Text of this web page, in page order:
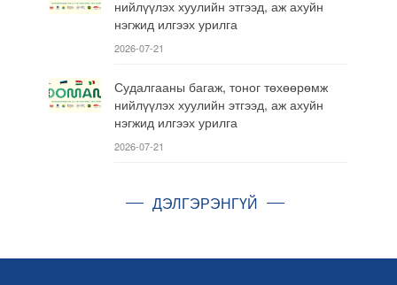
нийлүүлэх хуулийн этгээд, аж ахуйн
нэгжид илгээх урилга
2026-07-21
Судалгааны багаж, тоног төхөөрөмж
нийлүүлэх хуулийн этгээд, аж ахуйн
нэгжид илгээх урилга
2026-07-21
ДЭЛГЭРЭНГҮЙ